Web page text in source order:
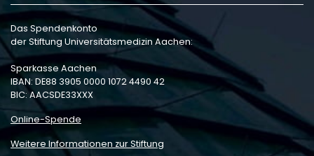
Das Spendenkonto
der Stiftung Universitätsmedizin Aachen:
Sparkasse Aachen
IBAN: DE88 3905 0000 1072 4490 42
BIC: AACSDE33XXX
Online-Spende
Weitere Informationen zur Stiftung